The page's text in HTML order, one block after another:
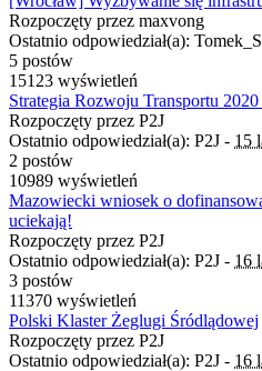
Rozpoczęty przez maxvong
Ostatnio odpowiedział(a):
5 postów
15123 wyświetleń
Strategia Rozwoju Transportu
Rozpoczęty przez P2J
Ostatnio odpowiedział(a): P2J - 15
2 postów
10989 wyświetleń
Mazowiecki wniosek o
uciekają!
Rozpoczęty przez P2J
Ostatnio odpowiedział(a): P2J - 16
3 postów
11370 wyświetleń
Polski Klaster Żeglugi Śródlądowej
Rozpoczęty przez P2J
Ostatnio odpowiedział(a): P2J - 16